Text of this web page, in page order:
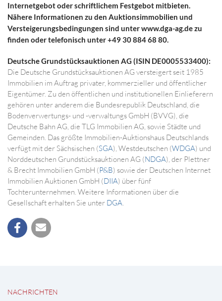
Internetgebot oder schriftlichem Festgebot mitbieten.
Nähere Informationen zu den Auktionsimmobilien und
Versteigerungsbedingungen sind unter www.dga-ag.de zu
finden oder telefonisch unter +49 30 884 68 80.
Deutsche Grundstücksauktionen AG (ISIN DE0005533400):
Die Deutsche Grundstücksauktionen AG versteigert seit 1985
Immobilien im Auftrag privater, kommerzieller und öffentlicher
Eigentümer. Zu den öffentlichen und institutionellen Einlieferern
gehören unter anderem die Bundesrepublik Deutschland, die
Bodenverwertungs- und -verwaltungs GmbH (BVVG), die
Deutsche Bahn AG, die TLG Immobilien AG, sowie Städte und
Gemeinden. Das größte Immobilien-Auktionshaus Deutschlands
verfügt mit der Sächsischen (SGA), Westdeutschen (WDGA) und
Norddeutschen Grundstücksauktionen AG (NDGA), der Plettner
& Brecht Immobilien GmbH (P&B) sowie der Deutschen Internet
Immobilien Auktionen GmbH (DIIA) über fünf
Tochterunternehmen. Weitere Informationen über die
Gesellschaft erhalten Sie unter DGA
NACHRICHTEN